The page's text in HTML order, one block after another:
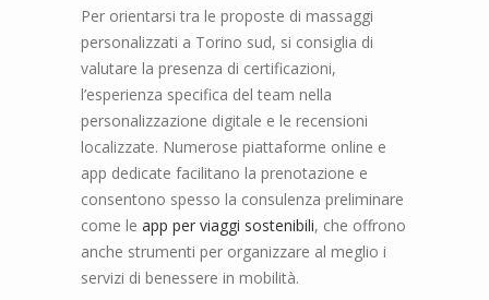
Per orientarsi tra le proposte di massaggi
personalizzati a Torino sud, si consiglia di
valutare la presenza di certificazioni,
l’esperienza specifica del team nella
personalizzazione digitale e le recensioni
localizzate. Numerose piattaforme online e
app dedicate facilitano la prenotazione e
consentono spesso la consulenza preliminare
come le app per viaggi sostenibili, che offrono
anche strumenti per organizzare al meglio i
servizi di benessere in mobilità.